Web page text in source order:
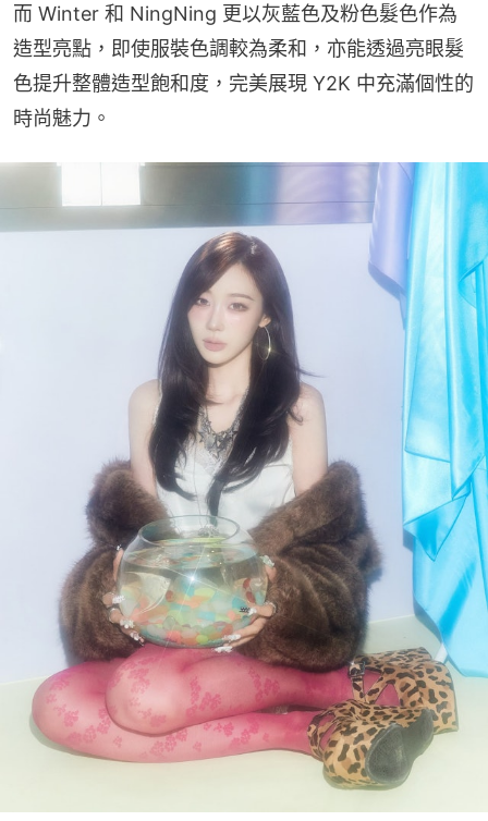
而 Winter 和 NingNing 更以灰藍色及粉色髮色作為
造型亮點，即使服裝色調較為柔和，亦能透過亮眼髮
色提升整體造型飽和度，完美展現 Y2K 中充滿個性的
時尚魅力。